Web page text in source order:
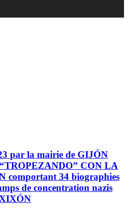
par la mairie de GIJÓN
CON LA
comportant 34 biographies
de concentration nazis